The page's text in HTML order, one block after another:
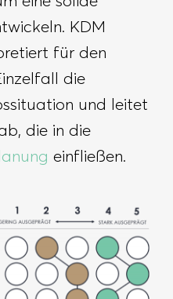
KDM
für den
die
und leitet
die in die
einfließen.